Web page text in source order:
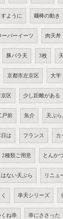
ように 麺棒の動き
ーバーイーツ 肉天丼
豚バラ天 3枚
京都市左京区 大学
区 少し距離がある
戸前 魚介 天ぷ
日は フランス カ
2種類ご用意 とんか
はない天ぷら リニュ
串天シリーズ
ね串 串にささった